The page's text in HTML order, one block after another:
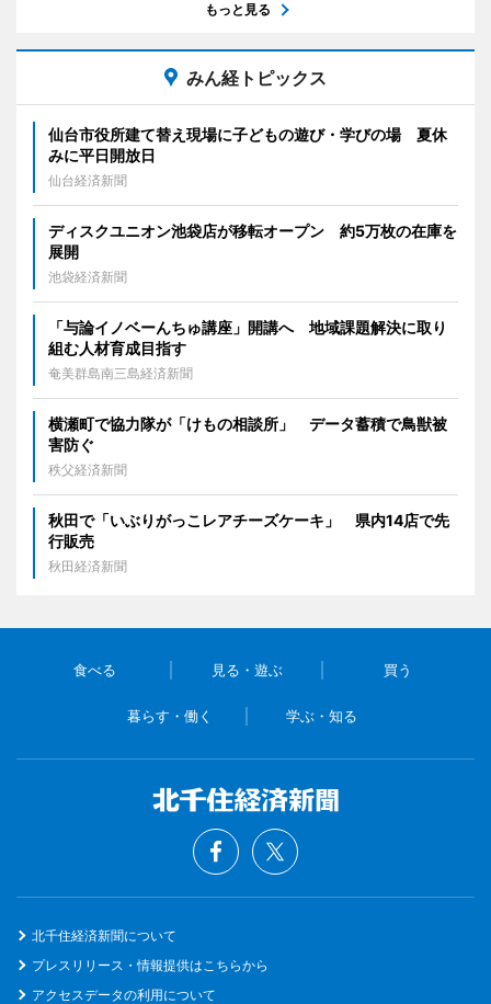
もっと見る
みん経トピックス
仙台市役所建て替え現場に子どもの遊び・学びの場 夏休
みに平日開放日
仙台経済新聞
ディスクユニオン池袋店が移転オープン 約5万枚の在庫を
展開
池袋経済新聞
「与論イノベーんちゅ講座」開講へ 地域課題解決に取り
組む人材育成目指す
奄美群島南三島経済新聞
横瀬町で協力隊が「けもの相談所」 データ蓄積で鳥獣被
害防ぐ
秩父経済新聞
秋田で「いぶりがっこレアチーズケーキ」 県内14店で先
行販売
秋田経済新聞
食べる 見る・遊ぶ 買う
暮らす・働く 学ぶ・知る
北千住経済新聞について
プレスリリース・情報提供はこちらから
アクセスデータの利用について